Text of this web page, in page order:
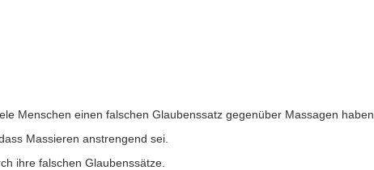
Menschen einen falschen Glaubenssatz gegenüber Massagen haben.
Massieren anstrengend sei.
ihre falschen Glaubenssätze.